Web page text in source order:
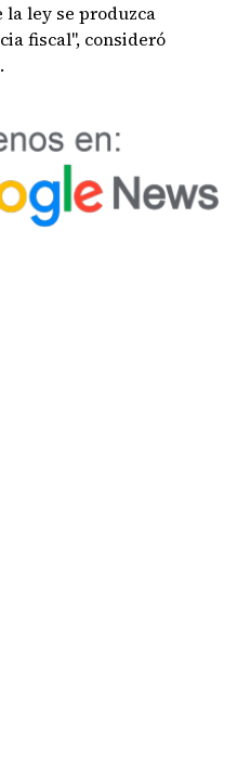
la ley se produzca
fiscal", consideró